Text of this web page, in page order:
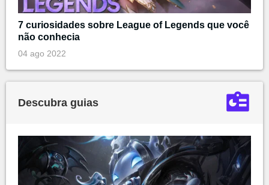
7 curiosidades sobre League of Legends que você
não conhecia
04 ago 2022
Descubra guias